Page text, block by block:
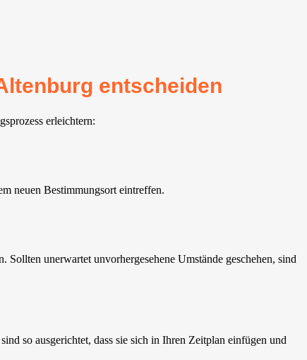
entscheiden
erleichtern:
neuen Bestimmungsort eintreffen.
unerwartet unvorhergesehene Umstände geschehen, sind
so ausgerichtet, dass sie sich in Ihren Zeitplan einfügen und